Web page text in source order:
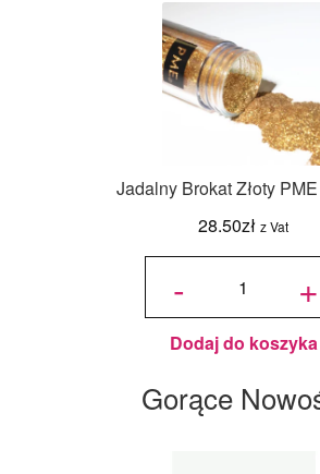
Jadalny Brokat Złoty
28.50zł z Vat
-
ilość
Złoty
PME -
10 g +
Dodaj do koszyka
Gorące